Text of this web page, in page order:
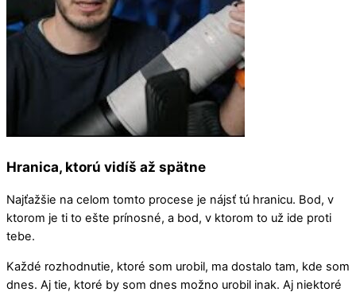
Hranica, ktorú vidíš až spätne
Najťažšie na celom tomto procese je nájsť tú hranicu. Bod, v
ktorom je ti to ešte prínosné, a bod, v ktorom to už ide proti
tebe.
Každé rozhodnutie, ktoré som urobil, ma dostalo tam, kde som
dnes. Aj tie, ktoré by som dnes možno urobil inak. Aj niektoré